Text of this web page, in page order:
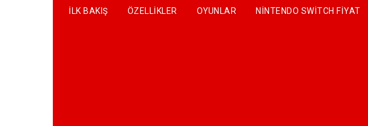
İLK BAKIŞ ÖZELLIKLER OYUNLAR NINTENDO SWITCH FIYAT